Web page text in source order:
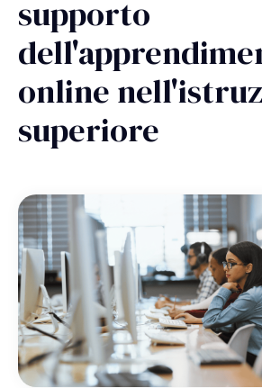
supporto
online
superiore